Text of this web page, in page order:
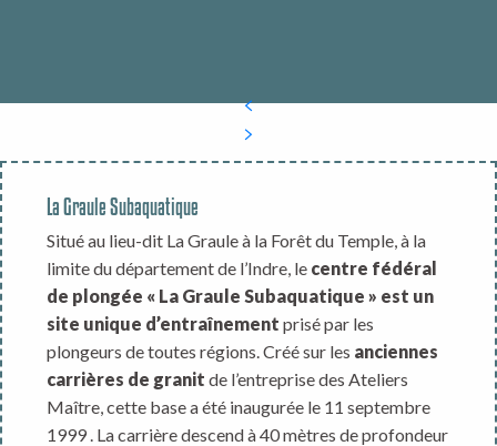
La Graule Subaquatique
Situé au lieu-dit La Graule à la Forêt du Temple, à la
limite du département de l’Indre, le centre fédéral
de plongée « La Graule Subaquatique » est un
site unique d’entraînement prisé par les
plongeurs de toutes régions. Créé sur les anciennes
carrières de granit de l’entreprise des Ateliers
Maître, cette base a été inaugurée le 11 septembre
1999 . La carrière descend à 40 mètres de profondeur